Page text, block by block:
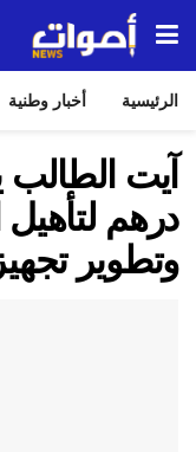
الرئيسية أخبار وطنية
درهم
وتطوير